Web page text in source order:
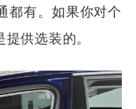
置上也算得上够
侧气帘、自动空
都有。如果你对个